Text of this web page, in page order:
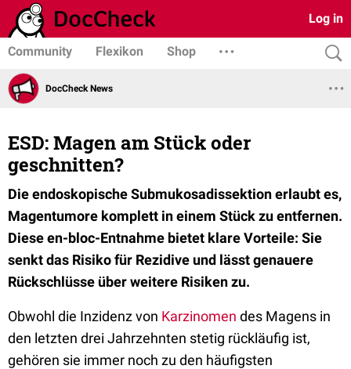
Log in
Community Flexikon Shop
DocCheck News
ESD: Magen am Stück oder
geschnitten?
Die endoskopische Submukosadissektion erlaubt es,
Magentumore komplett in einem Stück zu entfernen.
Diese en-bloc-Entnahme bietet klare Vorteile: Sie
senkt das Risiko für Rezidive und lässt genauere
Rückschlüsse über weitere Risiken zu.
Obwohl die Inzidenz von Karzinomen des Magens in
den letzten drei Jahrzehnten stetig rückläufig ist,
gehören sie immer noch zu den häufigsten